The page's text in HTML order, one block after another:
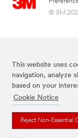
This website uses
navigation, analyze
based on your
Cookie Notice
Reject Non-Essential
© 3M